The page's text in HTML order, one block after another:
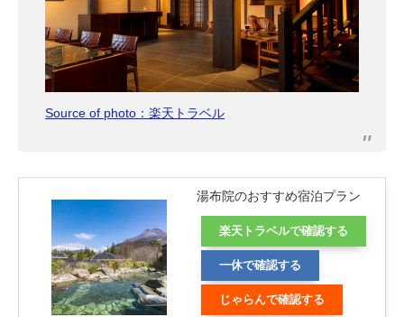
Source of photo：楽天トラベル
湯布院のおすすめ宿泊プラン
楽天トラベルで確認する
一休で確認する
じゃらんで確認する